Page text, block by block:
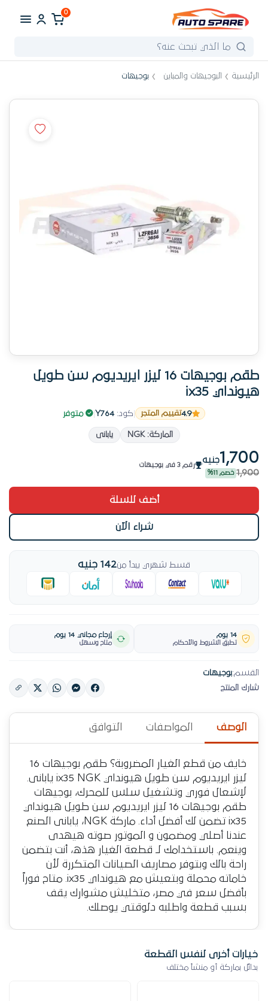
0
الرئيسية البوجيهات والمباين بوجيهات
طقم بوجيهات 16 ليزر ايريديوم سن طويل
هيونداي ix35
4.9تقييم المتجر كود:Y764 متوفر
الماركة: NGK يابانى
1,700جنيه
1,900 خصم 11%
الطلب عالي على المنتج ده
رقم 3 في بوجيهات
الطلب عالي على المنتج ده
أضف للسلة
شراء الآن
قسط شهري يبدأ من142 جنيه
14 يوم
تطبق الشروط والأحكام
إرجاع مجاني 14 يوم
متاح وسهل
القسم:بوجيهات
شارك المنتج
الوصف المواصفات التوافق
خايف من قطع الغيار المضروبة؟ طقم بوجيهات 16
ليزر ايريديوم سن طويل هيونداي ix35 NGK يابانى.
لإشعال فوري وتشغيل سلس للمحرك، بوجيهات
طقم بوجيهات 16 ليزر ايريديوم سن طويل هيونداي
ix35 تضمن لك أفضل أداء. ماركة NGK، يابانى الصنع
عندنا أصلي ومضمون و الموتور صوته هيهدى
وينعم. باستخدامك لـ قطعة الغيار هذه، أنت بتضمن
راحة بالك وبتوفر مصاريف الصيانات المتكررة لأن
خاماته محملة وبتعيش مع هيونداي ix35. متاح فوراً
بأفضل سعر في مصر، متخليش مشوارك يقف
بسبب قطعة واطلبه دلوقتي يوصلك.
خيارات أخرى لنفس القطعة
بدائل بماركة أو منشأ مختلف